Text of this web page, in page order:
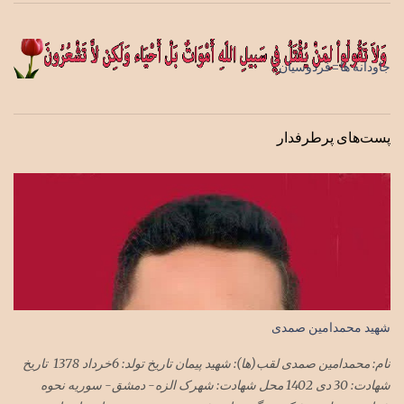
جاودانه ها=فردوسیان
پست‌های پرطرفدار
شهید محمدامین صمدی
نام: محمدامین صمدی لقب(ها): شهید پیمان تاریخ تولد: 6خرداد 1378 تاریخ
شهادت: 30 دی 1402 محل شهادت: شهرک الزه- دمشق- سوریه نحوه